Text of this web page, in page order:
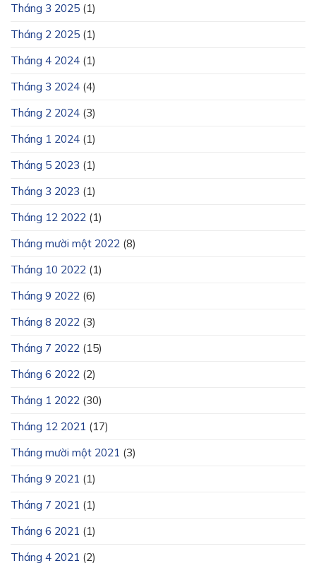
Tháng 3 2025 (1)
Tháng 2 2025 (1)
Tháng 4 2024 (1)
Tháng 3 2024 (4)
Tháng 2 2024 (3)
Tháng 1 2024 (1)
Tháng 5 2023 (1)
Tháng 3 2023 (1)
Tháng 12 2022 (1)
Tháng mười một 2022 (8)
Tháng 10 2022 (1)
Tháng 9 2022 (6)
Tháng 8 2022 (3)
Tháng 7 2022 (15)
Tháng 6 2022 (2)
Tháng 1 2022 (30)
Tháng 12 2021 (17)
Tháng mười một 2021 (3)
Tháng 9 2021 (1)
Tháng 7 2021 (1)
Tháng 6 2021 (1)
Tháng 4 2021 (2)